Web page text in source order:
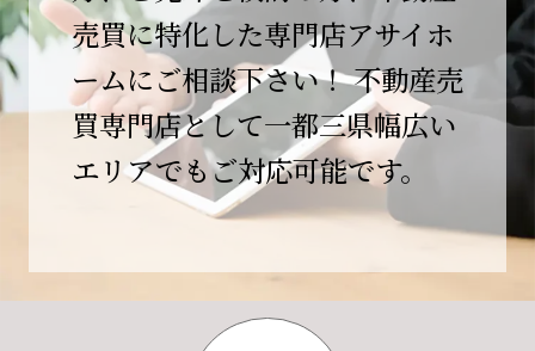
この節目を無事に迎えることができましたの
は、日頃よりご愛顧いただいているお客様、お
力添えをいただいている取引先の皆様、そして
支えてくださったすべての関係者の皆様のおか
げであり、心より深く感謝申し上げます。
10年という年月の中で、多くのご縁と学びをい
ただき、今日の当社があります。
しかしながら、10周年は通過点にすぎません。
る企業へと成長してまいります。
売買に特化した専門店アサイホ
ームにご相談下さい！ 不動産売
買専門店として一都三県幅広い
エリアでもご対応可能です。